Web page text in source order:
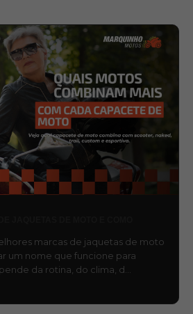
marcas de jaquetas de moto
um nome que funcione para
da rotina, do clima, d…